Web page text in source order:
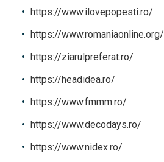
https://www.ilovepopesti.ro/
https://www.romaniaonline.org/
https://ziarulpreferat.ro/
https://headidea.ro/
https://www.fmmm.ro/
https://www.decodays.ro/
https://www.nidex.ro/